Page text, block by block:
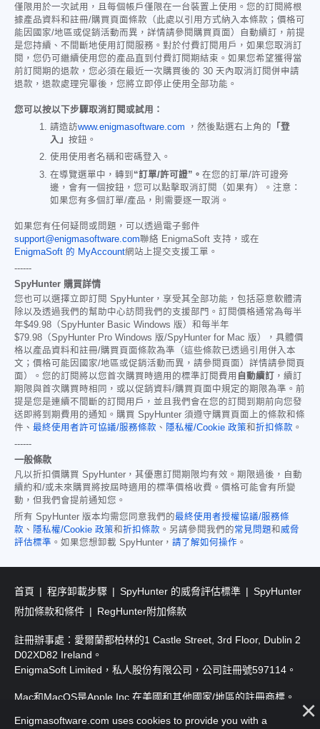
僅限用於一次試用，且每個帳戶僅限在一台裝置上使用。您的訂閱將根
據產品資料和註冊/購買頁面條款（此處以引用方式納入本條款；價格可
能因國家/地區或促銷活動而異，詳情請參閱購買頁面）自動續訂，前提
是您持續、不間斷地使用訂閱服務。對於付費訂閱用戶，如果您取消訂
閱，您仍可繼續使用您的產品直到付費訂閱期結束。如果您希望獲得當
前訂閱期的退款，您必須在最近一次購買後的 30 天內取消訂閱併申請
退款，退款處理完畢後，您將立即停止使用全部功能。
您可以按以下步驟取消訂閱或試用：
請造訪www.enigmasoftware.com ，然後點選右上角的 「登
入」 按鈕。
使用使用者名稱和密碼登入。
在導覽選單中，轉到 “訂單/許可證”。 在您的訂單/許可證旁
邊，會有一個按鈕，您可以點擊取消訂閱（如果有）。注意：
如果您有多個訂單/產品，則需要逐一取消。
如果您有任何疑問或問題，可以透過電子郵件
support@enigmasoftware.com聯絡 EnigmaSoft 支持，或在
EnigmaSoft 的 MyAccount網站上提交支援工單。
------
SpyHunter 購買詳情
您也可以選擇立即訂閱 SpyHunter，享受其全部功能，包括惡意軟體清
除以及透過我們的幫助中心訪問我們的支援部門。訂閱價格通常為每半
年$49.98 （SpyHunter Basic Windows 版）和每半年
$79.98 （SpyHunter Pro Windows 版/SpyHunter for Mac 版），具體價
格以產品資料和註冊/購買頁面條款為準（這些條款已透過引用併入本
文；價格可能因國家/地區或促銷活動而異，請參閱頁面）詳情請參閱頁
面）。您的訂閱將以您首次購買時適用的標準訂閱費用 自動續訂 ，續訂
期限與首次購買時相同，或以促銷資料/購買頁面中規定的期限為準。前
提是您是連續不間斷的訂閱用戶，並且我們會在您的訂閱到期前向您發
送即將到期費用的通知。購買 SpyHunter 須遵守購買頁面上的條款和條
件、 最終使用者許可協議/服務條款 、 隱私權/Cookie 政策和折扣條款 。
------
一般條款
凡以折扣價購買 SpyHunter，其優惠訂閱期限均有效。期限過後，自動
續約和/或未來購買將按屆時適用的標準價格收費。價格可能會有所變
動，但我們會提前通知您。
所有 SpyHunter 版本均需您同意我們的最終使用者授權協議/服務條
款 、 隱私權/Cookie 政策和折扣條款 。另請參閱我們的常見問題和 威脅
評估標準 。如果您想卸載 SpyHunter， 請了解如何操作 。
首頁 程序卸載步驟 SpyHunter 的威脅評估標準
SpyHunter
附加條款和條件
RegHunter附加條款
註冊辦事處：愛爾蘭都柏林的1 Castle Street, 3rd Floor, Dublin 2
D02XD82 Ireland。
EnigmaSoft Limited，私人股份有限公司，公司註冊號597114。
Mac和MacOS是Apple Inc.在美國和其他國家/地區的註冊商標。
版權所有2016-2026. EnigmaSoft Ltd. 保留所有權利。
Enigmasoftware.com uses cookies to provide you with a